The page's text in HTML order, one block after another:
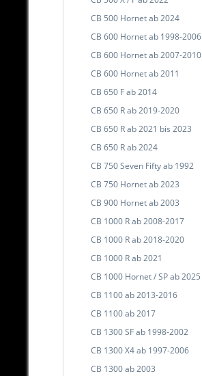
CB 500 Hornet ab 2024
CB 600 Hornet ab 1998-2006
CB 600 Hornet ab 2007-2010
CB 600 Hornet ab 2011
CB 650 F ab 2014
CB 650 R ab 2019-2020
CB 650 R ab 2021 bis 2023
CB 650 R ab 2024
CB 750 Seven Fifty ab 1992
CB 750 Hornet ab 2023
CB 900 Hornet ab 2003
CB 1000 R ab 2008-2017
CB 1000 R ab 2018-2020
CB 1000 R ab 2021
CB 1000 Hornet / SP ab 2025
CB 1100 ab 2013-2016
CB 1100 ab 2017
CB 1300 SF ab 1998-2002
CB 1300 X4 ab 1997-2006
CB 1300 ab 2003